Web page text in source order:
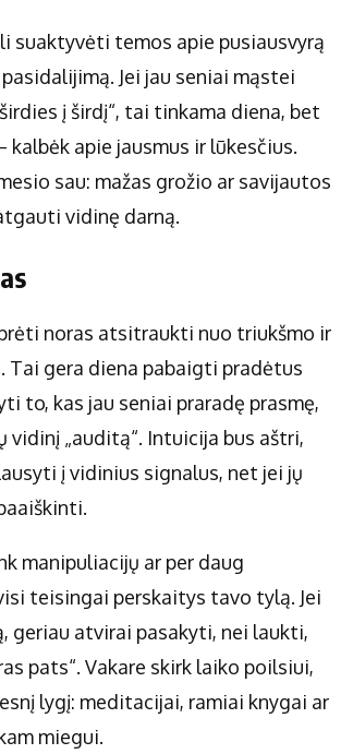
suaktyvėti temos apie pusiausvyrą
Jei jau seniai mąstei
į širdį“, tai tinkama diena, bet
kalbėk apie jausmus ir lūkesčius.
sau: mažas grožio ar savijautos
vidinę darną.
noras atsitraukti nuo triukšmo ir
Tai gera diena pabaigti pradėtus
to, kas jau seniai praradę prasmę,
vidinį „auditą“. Intuicija bus aštri,
į vidinius signalus, net jei jų
manipuliacijų ar per daug
teisingai perskaitys tavo tylą. Jei
geriau atvirai pasakyti, nei laukti,
pats“. Vakare skirk laiko poilsiui,
lygį: meditacijai, ramiai knygai ar
miegui.